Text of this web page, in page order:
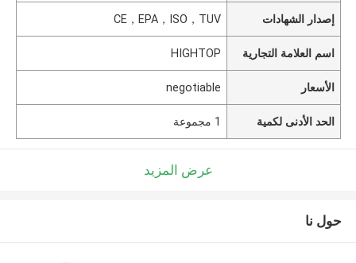
إصدار الشهادات CE，EPA，ISO，TUV
اسم العلامة التجارية HIGHTOP
الأسعار negotiable
الحد الأدنى لكمية 1 مجموعة
عرض المزيد
حول نا